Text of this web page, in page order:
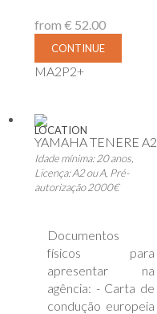
from € 52.00
CONTINUE
MA2P2+
LOCATION
YAMAHA TENERE A2
Idade mínima: 20 anos,
Licença: A2 ou A, Pré-
autorização 2000€
Documentos
físicos para
apresentar na
agência: - Carta de
condução europeia